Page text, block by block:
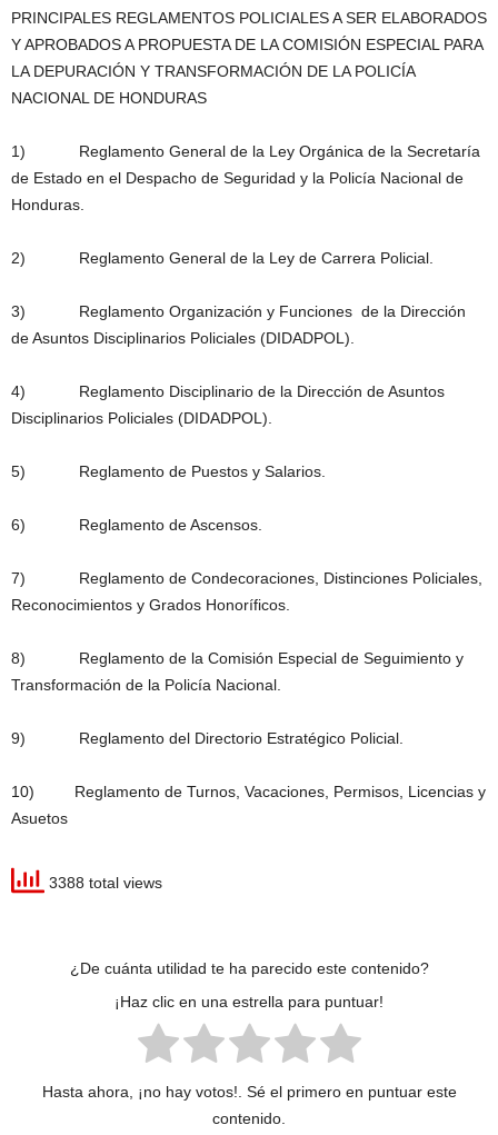
PRINCIPALES REGLAMENTOS POLICIALES A SER ELABORADOS
Y APROBADOS A PROPUESTA DE LA COMISIÓN ESPECIAL PARA
LA DEPURACIÓN Y TRANSFORMACIÓN DE LA POLICÍA
NACIONAL DE HONDURAS
1) Reglamento General de la Ley Orgánica de la Secretaría
de Estado en el Despacho de Seguridad y la Policía Nacional de
Honduras.
2) Reglamento General de la Ley de Carrera Policial.
3) Reglamento Organización y Funciones de la Dirección
de Asuntos Disciplinarios Policiales (DIDADPOL).
4) Reglamento Disciplinario de la Dirección de Asuntos
Disciplinarios Policiales (DIDADPOL).
5) Reglamento de Puestos y Salarios.
6) Reglamento de Ascensos.
7) Reglamento de Condecoraciones, Distinciones Policiales,
Reconocimientos y Grados Honoríficos.
8) Reglamento de la Comisión Especial de Seguimiento y
Transformación de la Policía Nacional.
9) Reglamento del Directorio Estratégico Policial.
10) Reglamento de Turnos, Vacaciones, Permisos, Licencias y
Asuetos
3388 total views
¿De cuánta utilidad te ha parecido este contenido?
¡Haz clic en una estrella para puntuar!
Hasta ahora, ¡no hay votos!. Sé el primero en puntuar este
contenido.